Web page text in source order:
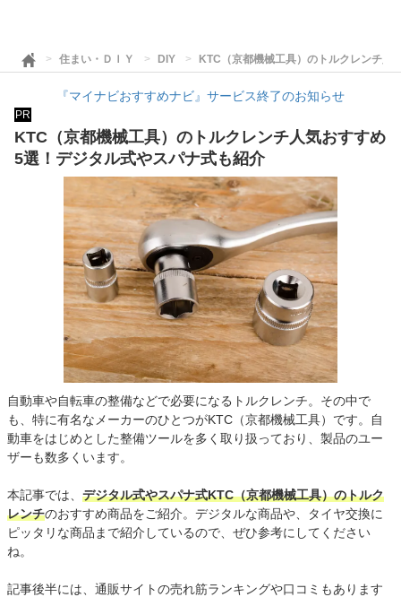
住まい・ＤＩＹ DIY KTC（京都機械工具）のトルクレンチ人
『マイナビおすすめナビ』サービス終了のお知らせ
PR
KTC（京都機械工具）のトルクレンチ人気おすすめ
5選！デジタル式やスパナ式も紹介
自動車や自転車の整備などで必要になるトルクレンチ。その中で
も、特に有名なメーカーのひとつがKTC（京都機械工具）です。自
動車をはじめとした整備ツールを多く取り扱っており、製品のユー
ザーも数多くいます。
本記事では、 デジタル式やスパナ式KTC（京都機械工具）のトルク
レンチのおすすめ商品をご紹介。デジタルな商品や、タイヤ交換に
ピッタリな商品まで紹介しているので、ぜひ参考にしてください
ね。
記事後半には、通販サイトの売れ筋ランキングや口コミもあります